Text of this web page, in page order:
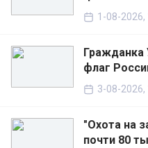
1-08-2026,
Гражданка
флаг
3-08-2026,
"Охота на
почти 80